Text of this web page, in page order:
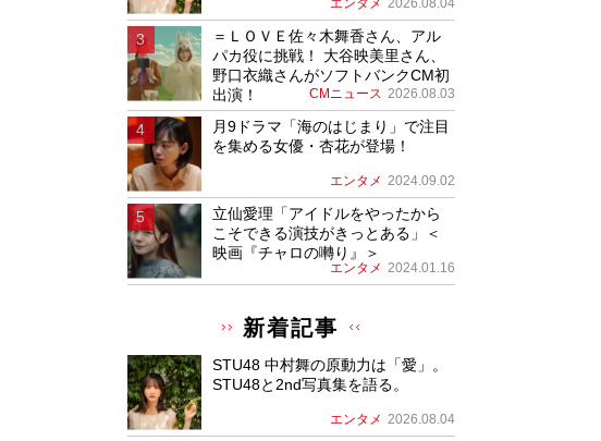
エンタメ 2026.08.04
＝ＬＯＶＥ佐々木舞香さん、アル
パカ役に挑戦！ 大谷映美里さん、
野口衣織さんがソフトバンクCM初
出演！
CMニュース 2026.08.03
月9ドラマ「海のはじまり」で注目
を集める女優・杏花が登場！
エンタメ 2024.09.02
立仙愛理「アイドルをやったから
こそできる演技がきっとある」＜
映画『チャロの囀り』＞
エンタメ 2024.01.16
新着記事
STU48 中村舞の原動力は「愛」。
STU48と2nd写真集を語る。
エンタメ 2026.08.04